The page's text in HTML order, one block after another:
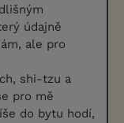
údajně
ale pro
shi-tzu a
pro mě
do bytu hodí,